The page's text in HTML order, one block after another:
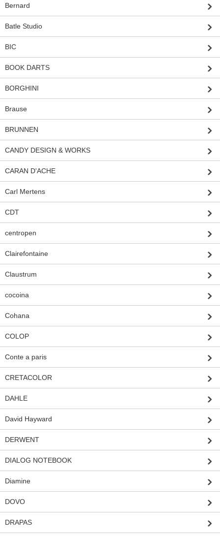
Bernard
Batle Studio
BIC
BOOK DARTS
BORGHINI
Brause
BRUNNEN
CANDY DESIGN & WORKS
CARAN D'ACHE
Carl Mertens
CDT
centropen
Clairefontaine
Claustrum
cocoina
Cohana
COLOP
Conte a paris
CRETACOLOR
DAHLE
David Hayward
DERWENT
DIALOG NOTEBOOK
Diamine
DOVO
DRAPAS